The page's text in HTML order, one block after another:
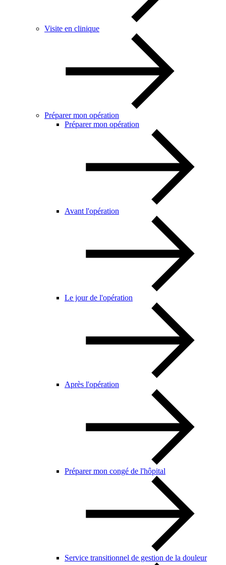
Visite en clinique
Préparer mon opération
Préparer mon opération
Avant l'opération
Le jour de l'opération
Après l'opération
Préparer mon congé de l'hôpital
Service transitionnel de gestion de la douleur